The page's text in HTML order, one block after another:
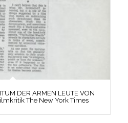
DER ARMEN LEUTE VON
The New York Times